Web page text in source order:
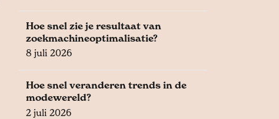
Hoe snel zie je resultaat van
zoekmachineoptimalisatie?
8 juli 2026
Hoe snel veranderen trends in de
modewereld?
2 juli 2026